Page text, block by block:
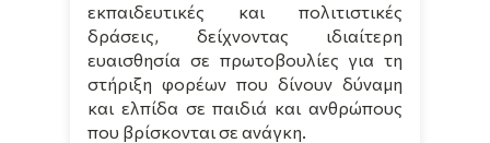
εκπαιδευτικές και πολιτιστικές
δράσεις, δείχνοντας ιδιαίτερη
ευαισθησία σε πρωτοβουλίες για τη
στήριξη φορέων που δίνουν δύναμη
και ελπίδα σε παιδιά και ανθρώπους
που βρίσκονται σε ανάγκη.